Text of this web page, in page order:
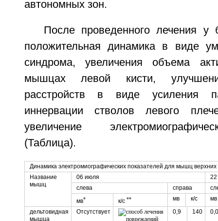
автономных зон.
После проведенного лечения у
положительная динамика в виде
синдрома, увеличения объема
мышцах левой кисти,
расстройств в виде усиления
иннервации стволов левого
увеличение
(Таблица).
Динамика электромиографических показателей для мышц верхних
Название
мышц
06 июля
слева
справа
мв* к/с ** мв к/с
мв
дельтовидная
мышца
Отсутствует 0,9 140